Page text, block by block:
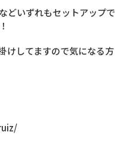
どいずれもセットアップで
けしてますので気になる方